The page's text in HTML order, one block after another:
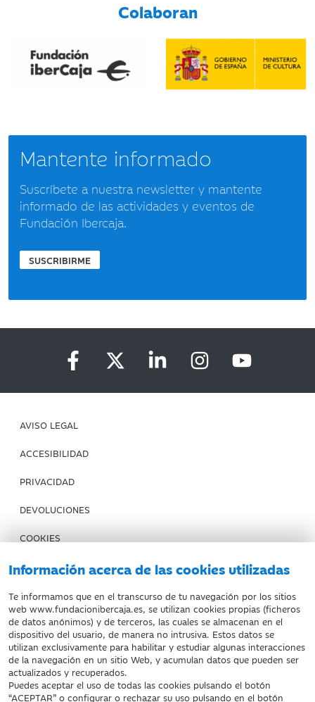
Información acerca de las cookies utilizadas
Te informamos que en el transcurso de tu navegación por los sitios
web www.fundacionibercaja.es, se utilizan cookies propias (ficheros
de datos anónimos) y de terceros, las cuales se almacenan en el
dispositivo del usuario, de manera no intrusiva. Estos datos se
utilizan exclusivamente para habilitar y estudiar algunas interacciones
de la navegación en un sitio Web, y acumulan datos que pueden ser
actualizados y recuperados.
Puedes aceptar el uso de todas las cookies pulsando el botón
“ACEPTAR” o configurar o rechazar su uso pulsando en el botón
Colaboran
Mantente informado
Suscríbete a nuestra newsletter y mantente
informado de las actividades y eventos de
Fundación Ibercaja.
SUSCRIBIRME
AVISO LEGAL
ACCESIBILIDAD
PRIVACIDAD
DEVOLUCIONES
COOKIES
CONDICIONES DE COMPRA
IBERCAJA BANCO
Fundación Bancaria Ibercaja. C.I.F. G-50000652.
Inscrita en el Registro de Fundaciones del Mº de Educación,
Cultura y Deporte con el nº 1689.
Domicilio social: Joaquín Costa, 13. 50001 Zaragoza.